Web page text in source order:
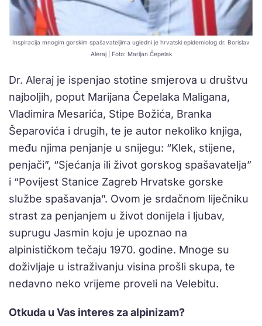
Inspiracija mnogim gorskim spašavateljima ugledni je hrvatski epidemiolog dr. Borislav
Aleraj | Foto: Marijan Čepelak
Dr. Aleraj je ispenjao stotine smjerova u društvu
najboljih, poput Marijana Čepelaka Maligana,
Vladimira Mesarića, Stipe Božića, Branka
Šeparovića i drugih, te je autor nekoliko knjiga,
među njima penjanje u snijegu: “Klek, stijene,
penjači”, “Sjećanja ili život gorskog spašavatelja”
i “Povijest Stanice Zagreb Hrvatske gorske
službe spašavanja”. Ovom je srdačnom liječniku
strast za penjanjem u život donijela i ljubav,
suprugu Jasmin koju je upoznao na
alpinističkom tečaju 1970. godine. Mnoge su
doživljaje u istraživanju visina prošli skupa, te
nedavno neko vrijeme proveli na Velebitu.
Otkuda u Vas interes za alpinizam?